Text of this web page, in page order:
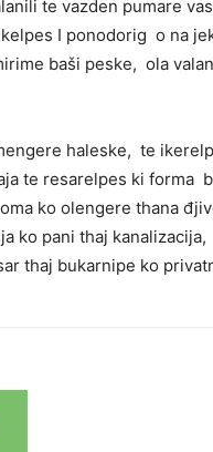
te vazden pumare
I ponodorig o na
baši peske, ola
haleske, te
te resarelpes ki forma
ko olengere thana
ko pani thaj
thaj bukarnipe ko